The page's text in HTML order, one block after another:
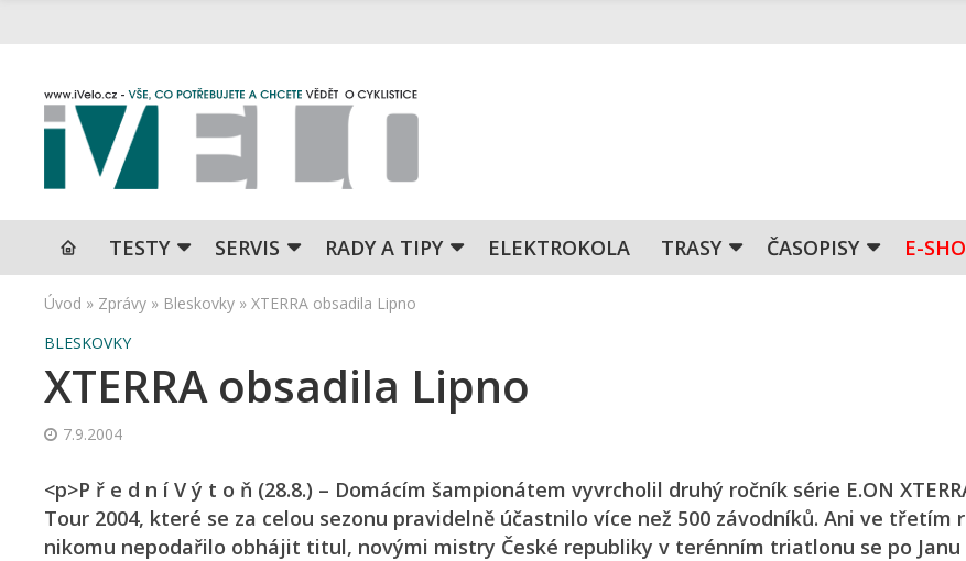
TESTY SERVIS RADY A TIPY ELEKTROKOLA TRASY ČASOPISY E-
Úvod » Zprávy » Bleskovky » XTERRA obsadila Lipno
BLESKOVKY
XTERRA obsadila Lipno
7.9.2004
<p>P ř e d n í V ý t o ň (28.8.) – Domácím šampionátem vyvrcholil druhý ročník série E.ON
Tour 2004, které se za celou sezonu pravidelně účastnilo více než 500 závodníků. Ani ve třetím
nikomu nepodařilo obhájit titul, novými mistry České republiky v terénním triatlonu se po Janu